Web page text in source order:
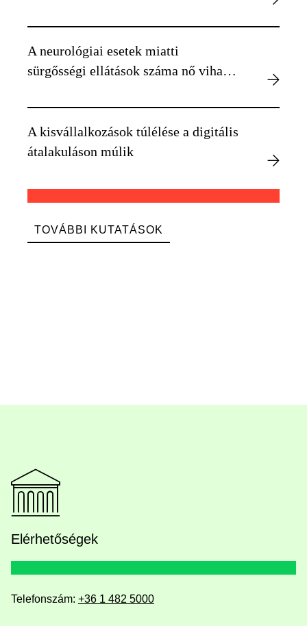
válnak
A neurológiai esetek miatti
sürgősségi ellátások száma nő viharos
A kisvállalkozások túlélése a digitális
átalakuláson múlik
TOVÁBBI KUTATÁSOK
Elérhetőségek
Telefonszám: +36 1 482 5000